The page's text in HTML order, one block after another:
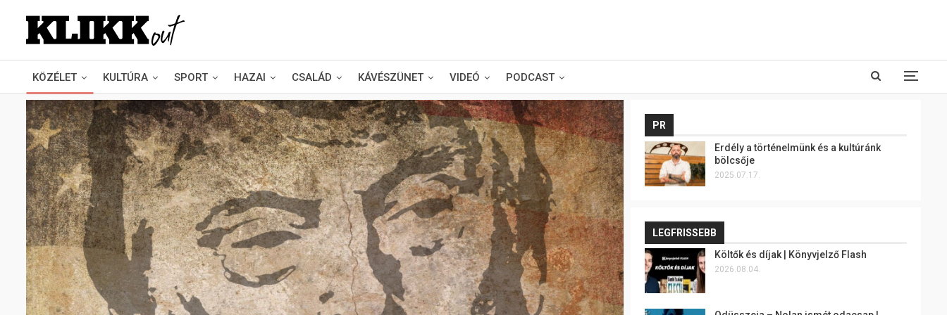
KÖZÉLET KULTÚRA SPORT HAZAI CSALÁD KÁVÉSZÜNET VIDEÓ PODCAST
PR
Erdély a történelmünk és a kultúránk
bölcsője
2025.07.17.
LEGFRISSEBB
Költők és díjak | Könyvjelző Flash
2026.08.04.